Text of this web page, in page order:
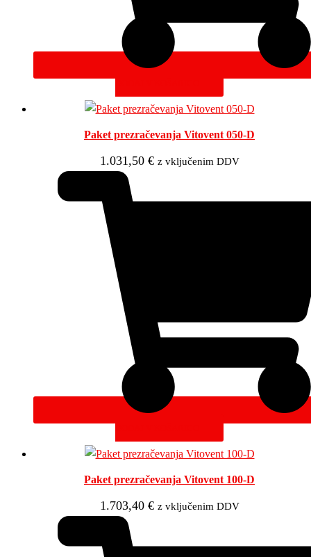
Paket prezračevanja Vitovent 050-D
1.031,50 € z vključenim DDV
Paket prezračevanja Vitovent 100-D
1.703,40 € z vključenim DDV